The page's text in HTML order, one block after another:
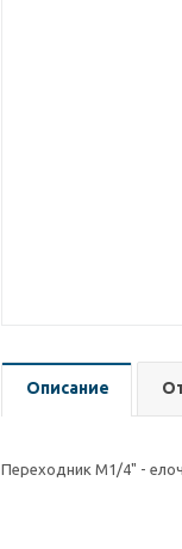
Описание
Переходник M1/4" -